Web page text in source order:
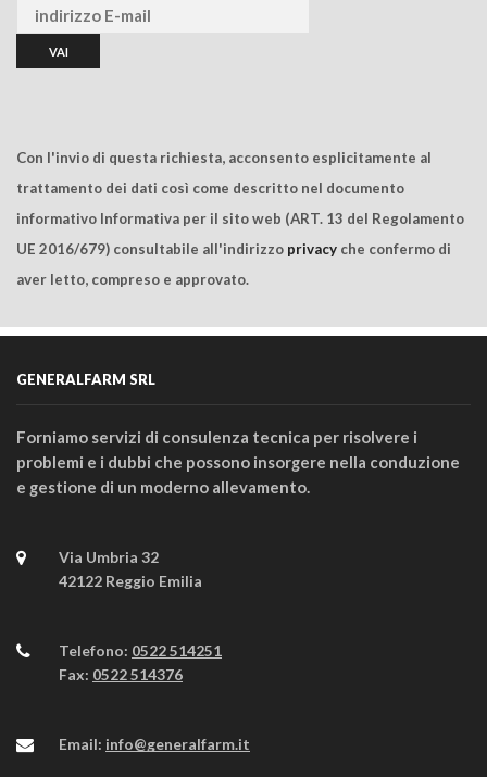
Con l'invio di questa richiesta, acconsento esplicitamente al
trattamento dei dati così come descritto nel documento
informativo Informativa per il sito web (ART. 13 del Regolamento
UE 2016/679) consultabile all'indirizzo privacy che confermo di
aver letto, compreso e approvato.
GENERALFARM SRL
Forniamo servizi di consulenza tecnica per risolvere i
problemi e i dubbi che possono insorgere nella conduzione
e gestione di un moderno allevamento.
Via Umbria 32
42122 Reggio Emilia
Telefono: 0522 514251
Fax: 0522 514376
Email: info@generalfarm.it